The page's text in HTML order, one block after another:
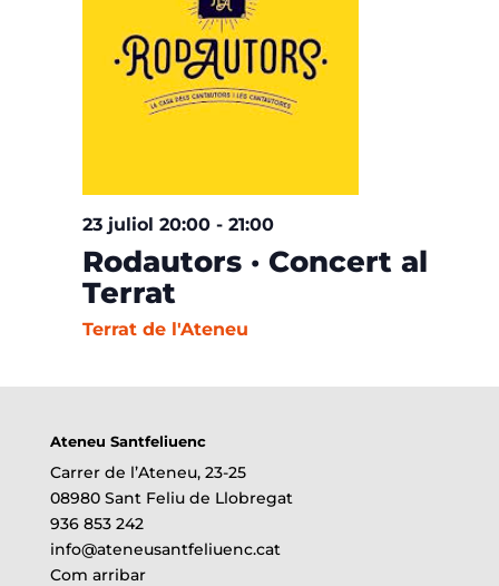
23 juliol 20:00- 21:00
Rodautors · Concert al
Terrat
Terrat de l'Ateneu
Ateneu Santfeliuenc
Carrer de l’Ateneu, 23-25
08980 Sant Feliu de Llobregat
936 853 242
info@ateneusantfeliuenc.cat
Com arribar